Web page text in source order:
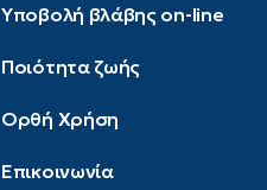
Υποβολή βλάβης on-line
Ποιότητα ζωής
Ορθή Χρήση
Επικοινωνία